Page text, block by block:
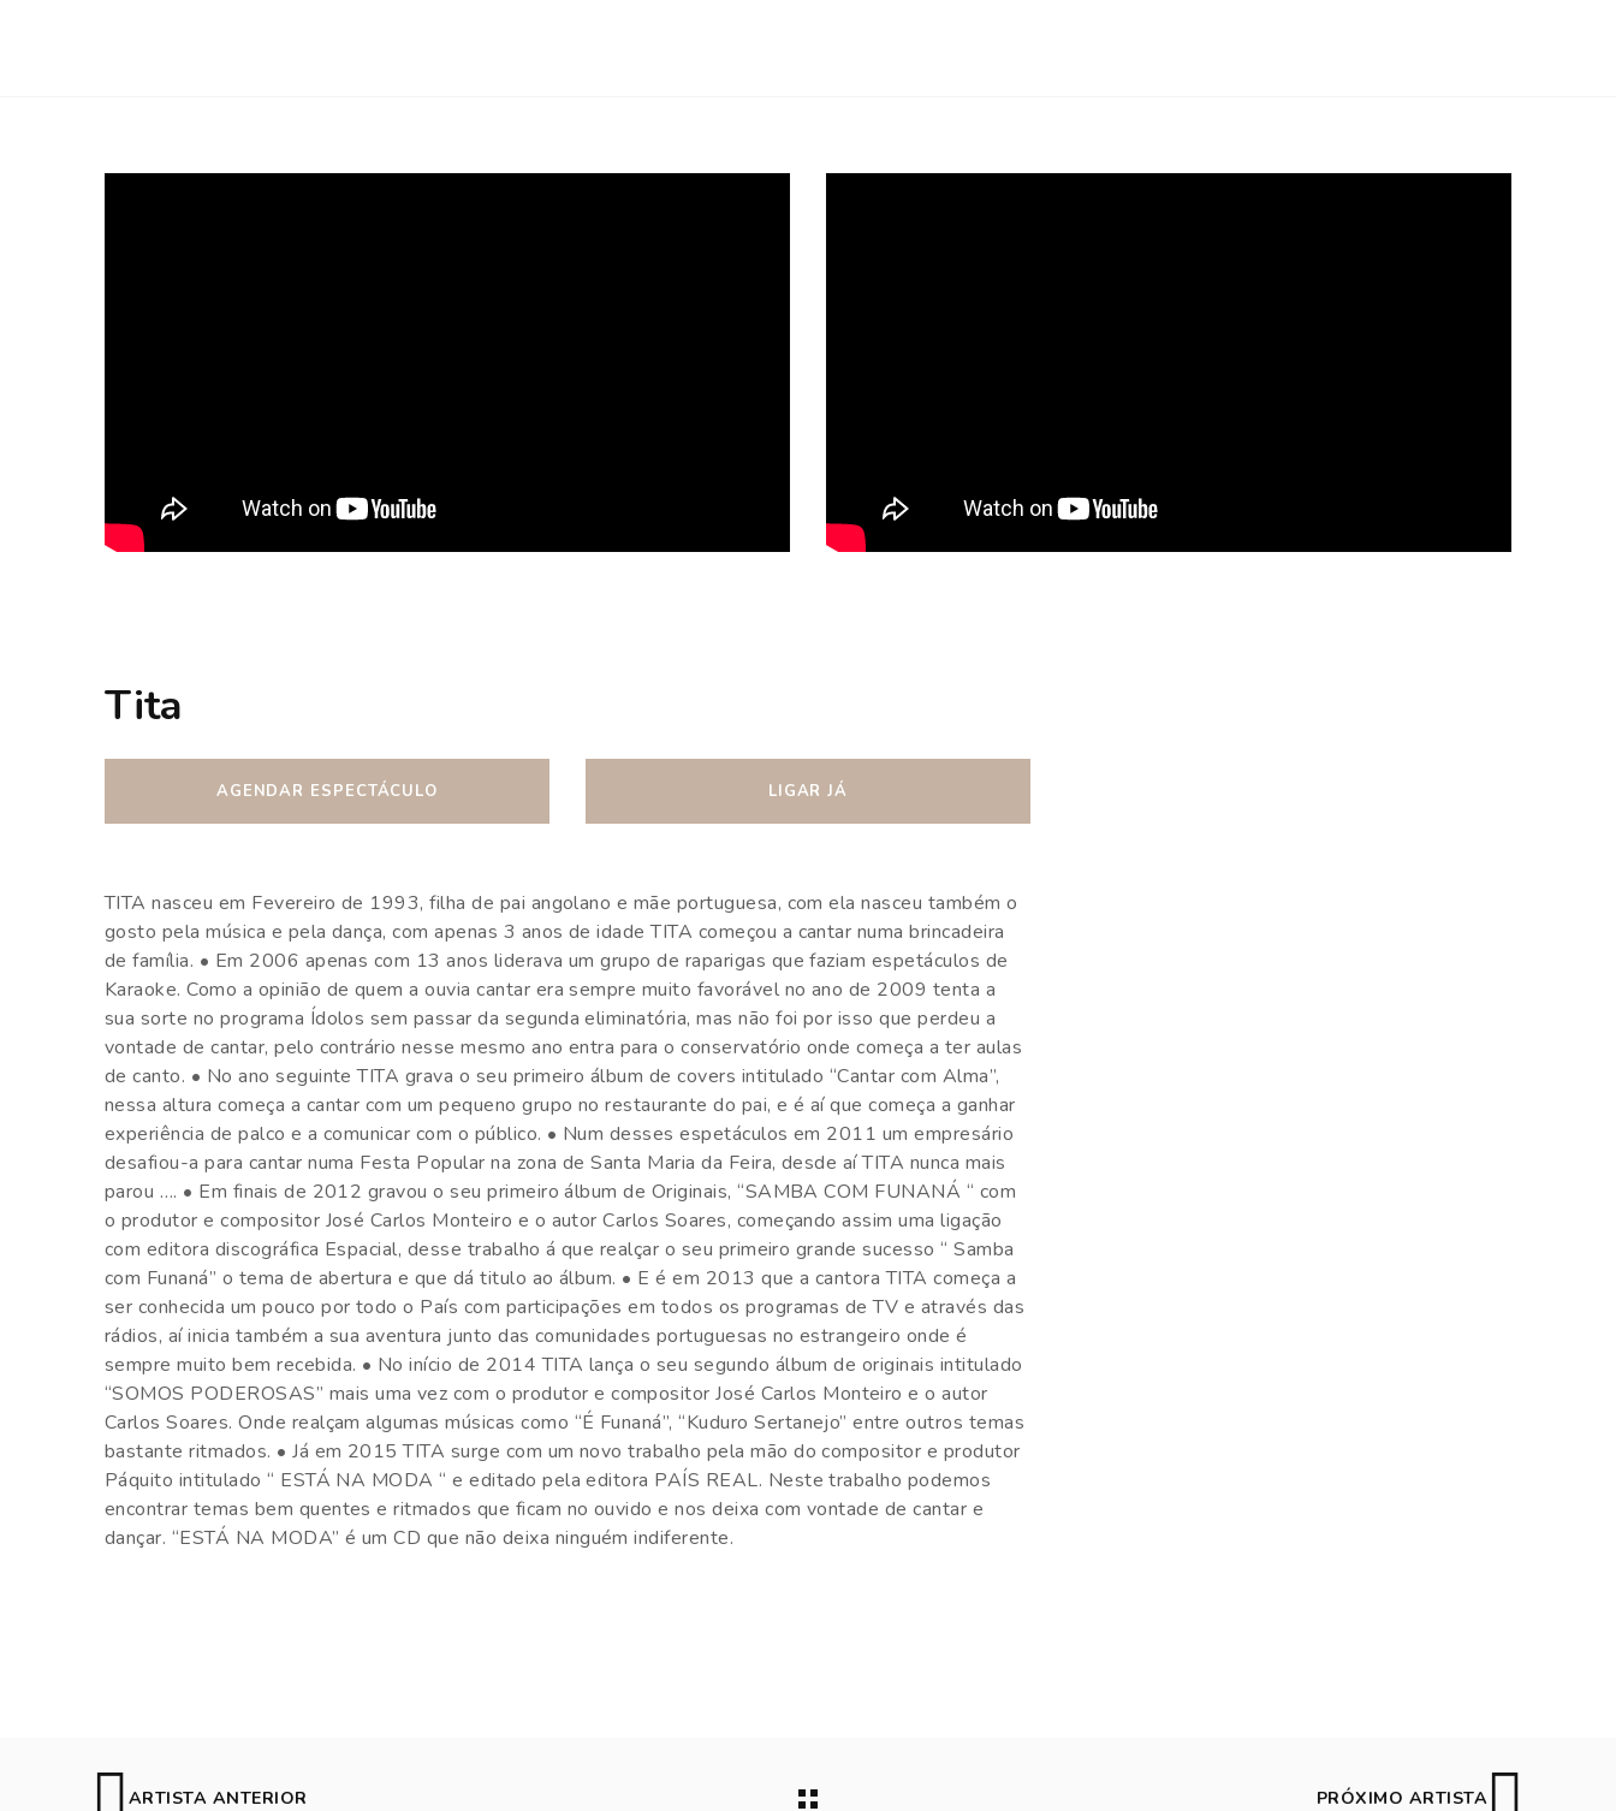
Tita
AGENDAR ESPECTÁCULO LIGAR JÁ
TITA nasceu em Fevereiro de 1993, filha de pai angolano e mãe portuguesa, com ela nasceu também o
gosto pela música e pela dança, com apenas 3 anos de idade TITA começou a cantar numa brincadeira
de família. • Em 2006 apenas com 13 anos liderava um grupo de raparigas que faziam espetáculos de
Karaoke. Como a opinião de quem a ouvia cantar era sempre muito favorável no ano de 2009 tenta a
sua sorte no programa Ídolos sem passar da segunda eliminatória, mas não foi por isso que perdeu a
vontade de cantar, pelo contrário nesse mesmo ano entra para o conservatório onde começa a ter aulas
de canto. • No ano seguinte TITA grava o seu primeiro álbum de covers intitulado “Cantar com Alma”,
nessa altura começa a cantar com um pequeno grupo no restaurante do pai, e é aí que começa a ganhar
experiência de palco e a comunicar com o público. • Num desses espetáculos em 2011 um empresário
desafiou-a para cantar numa Festa Popular na zona de Santa Maria da Feira, desde aí TITA nunca mais
parou …. • Em finais de 2012 gravou o seu primeiro álbum de Originais, “SAMBA COM FUNANÁ “ com
o produtor e compositor José Carlos Monteiro e o autor Carlos Soares, começando assim uma ligação
com editora discográfica Espacial, desse trabalho á que realçar o seu primeiro grande sucesso “ Samba
com Funaná” o tema de abertura e que dá titulo ao álbum. • E é em 2013 que a cantora TITA começa a
ser conhecida um pouco por todo o País com participações em todos os programas de TV e através das
rádios, aí inicia também a sua aventura junto das comunidades portuguesas no estrangeiro onde é
sempre muito bem recebida. • No início de 2014 TITA lança o seu segundo álbum de originais intitulado
“SOMOS PODEROSAS” mais uma vez com o produtor e compositor José Carlos Monteiro e o autor
Carlos Soares. Onde realçam algumas músicas como “É Funaná”, “Kuduro Sertanejo” entre outros temas
bastante ritmados. • Já em 2015 TITA surge com um novo trabalho pela mão do compositor e produtor
Páquito intitulado “ ESTÁ NA MODA “ e editado pela editora PAÍS REAL. Neste trabalho podemos
encontrar temas bem quentes e ritmados que ficam no ouvido e nos deixa com vontade de cantar e
dançar. “ESTÁ NA MODA” é um CD que não deixa ninguém indiferente.
ARTISTA ANTERIOR PRÓXIMO ARTISTA